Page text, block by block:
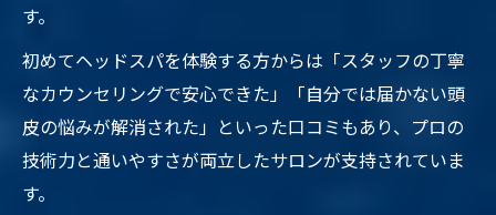
す。
初めてヘッドスパを体験する方からは「スタッフの丁寧
なカウンセリングで安心できた」「自分では届かない頭
皮の悩みが解消された」といった口コミもあり、プロの
技術力と通いやすさが両立したサロンが支持されていま
す。